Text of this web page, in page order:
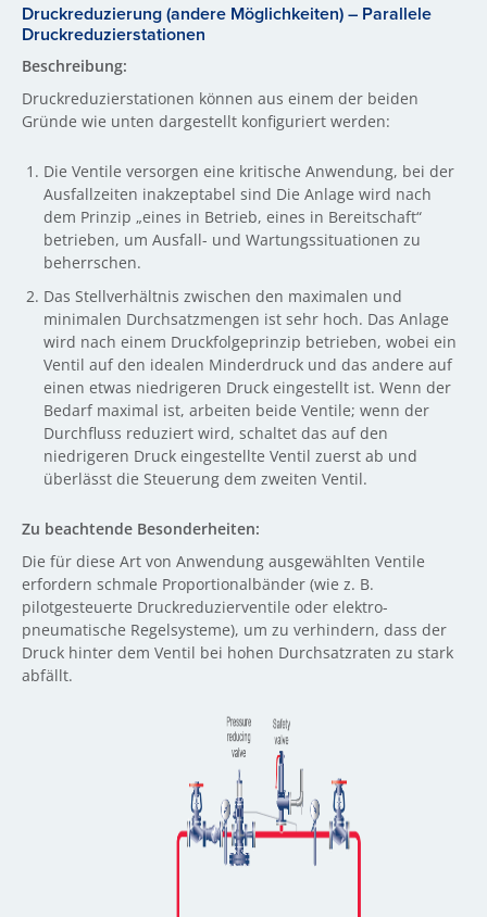
Druckreduzierung (andere Möglichkeiten) – Parallele
Druckreduzierstationen
Beschreibung:
Druckreduzierstationen können aus einem der beiden
Gründe wie unten dargestellt konfiguriert werden:
Die Ventile versorgen eine kritische Anwendung, bei der
Ausfallzeiten inakzeptabel sind Die Anlage wird nach
dem Prinzip „eines in Betrieb, eines in Bereitschaft“
betrieben, um Ausfall- und Wartungssituationen zu
beherrschen.
Das Stellverhältnis zwischen den maximalen und
minimalen Durchsatzmengen ist sehr hoch. Das Anlage
wird nach einem Druckfolgeprinzip betrieben, wobei ein
Ventil auf den idealen Minderdruck und das andere auf
einen etwas niedrigeren Druck eingestellt ist. Wenn der
Bedarf maximal ist, arbeiten beide Ventile; wenn der
Durchfluss reduziert wird, schaltet das auf den
niedrigeren Druck eingestellte Ventil zuerst ab und
überlässt die Steuerung dem zweiten Ventil.
Zu beachtende Besonderheiten:
Die für diese Art von Anwendung ausgewählten Ventile
erfordern schmale Proportionalbänder (wie z. B.
pilotgesteuerte Druckreduzierventile oder elektro-
pneumatische Regelsysteme), um zu verhindern, dass der
Druck hinter dem Ventil bei hohen Durchsatzraten zu stark
abfällt.